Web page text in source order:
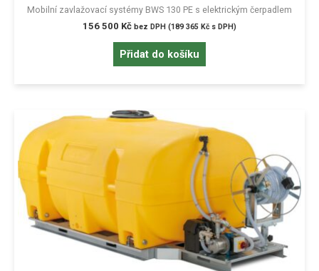
Mobilní zavlažovací systémy BWS 130 PE s elektrickým čerpadlem
156 500 Kč bez DPH (189 365 Kč s DPH)
Přidat do košíku